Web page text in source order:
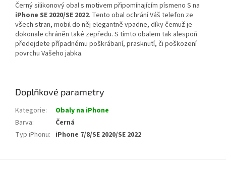
Černý silikonový obal s motivem připomínajícím písmeno S na
iPhone SE 2020/SE 2022. Tento obal ochrání Váš telefon ze
všech stran, mobil do něj elegantně vpadne, díky čemuž je
dokonale chráněn také zepředu. S tímto obalem tak alespoň
předejdete případnému poškrábaní, prasknutí, či poškození
povrchu Vašeho jabka.
Doplňkové parametry
Kategorie:
Obaly na iPhone
Barva:
Černá
Typ iPhonu: iPhone 7/8/SE 2020/SE 2022